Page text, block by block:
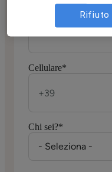
*
Cellulare*
Chi sei?*
Rifiuto